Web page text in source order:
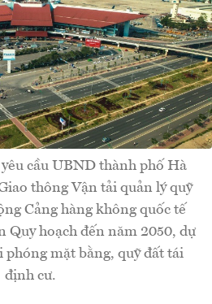
cầu UBND thành phố Hà
thông Vận tải quản lý quỹ
Cảng hàng không quốc tế
Quy hoạch đến năm 2050, dự
phóng mặt bằng, quỹ đất tái
định cư.